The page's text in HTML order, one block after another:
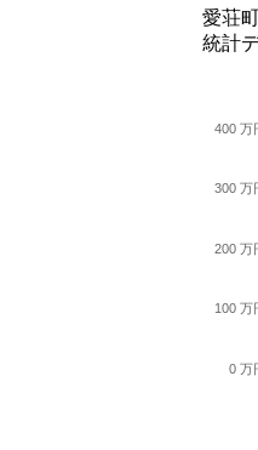
愛荘
統計
0 万
100 万
200 万
300 万
400 万